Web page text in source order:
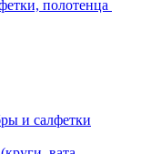
полотенца
и салфетки